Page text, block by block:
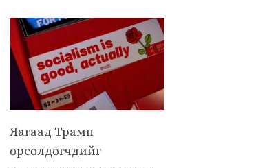
Яагаад Трамп
өрсөлдөгчдийг